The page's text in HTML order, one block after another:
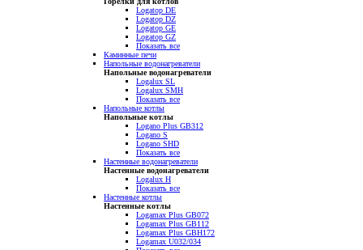
Logatop DE
Logatop DZ
Logatop GE
Logatop GZ
Показать все
Каминные печи
Напольные водонагреватели
Напольные водонагреватели
Logalux SL
Logalux SMH
Показать все
Напольные котлы
Напольные котлы
Logano Plus GB312
Logano S
Logano SHD
Показать все
Настенные водонагреватели
Настенные водонагреватели
Logalux H
Показать все
Настенные котлы
Настенные котлы
Logamax Plus GB072
Logamax Plus GB112
Logamax Plus GBH172
Logamax U032/034